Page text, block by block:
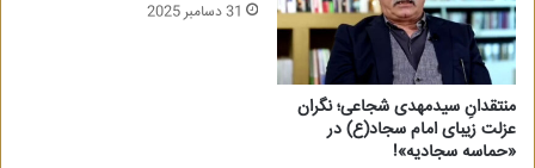
منتقدانِ سیدمهدی شجاعی؛ نگران
عزلت زیبای امام سجاد(ع) در
«حماسه سجادیه»!
31 دسامبر 2025